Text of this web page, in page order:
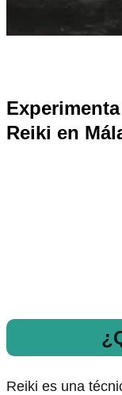
Reiki en
Reiki es una